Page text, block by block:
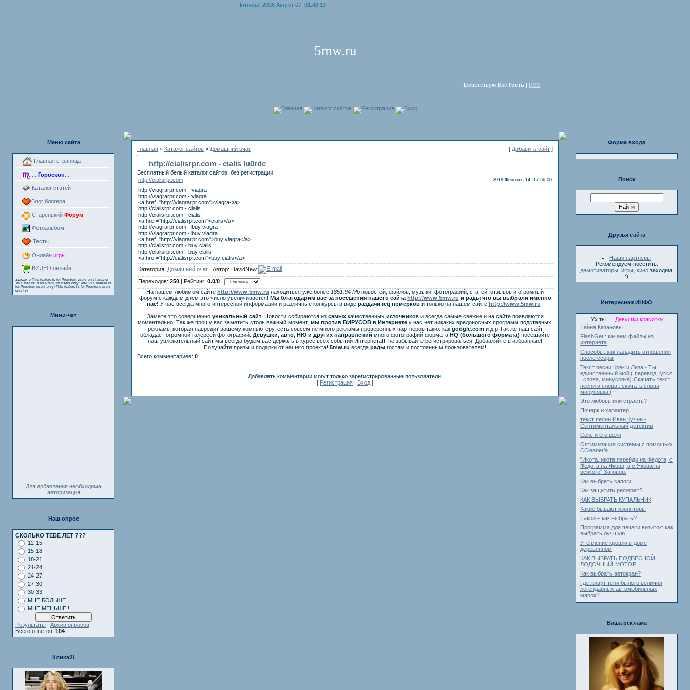
Пятница, 2026 Август 07, 01:48:13
5mw.ru
Приветствую Вас Гость | RSS
Главная Каталог сайтов Регистрация Вход
Меню сайта
Главная страница
..:: Гороскоп::..
Каталог статей
Блог блогера
Старенький Форум
Фотоальбом
Тесты
Онлайн игры
ВИДЕО онлайн
заходите This feature is for Premium users only! аналог
This feature is for Premium users only! или This feature is
for Premium users only! This feature is for Premium users
only! тут
Мини-чат
Для добавления необходима
авторизация
Наш опрос
СКОЛЬКО ТЕБЕ ЛЕТ ???
12-15
15-18
18-21
21-24
24-27
27-30
30-33
МНЕ БОЛЬШЕ !
МНЕ МЕНЬШЕ !
Результаты | Архив опросов
Всего ответов: 104
Кликай!
Главная » Каталог сайтов » Домашний очаг [ Добавить сайт ]
http://cialisrpr.com - cialis lu0rdc
Бесплатный белый каталог сайтов, без регистрации!
http://cialisrpr.com
2018 Февраль 14, 17:56:00
http://viagrarpr.com - viagra
http://viagrarpr.com - viagra
<a href="http://viagrarpr.com">viagra</a>
http://cialisrpr.com - cialis
http://cialisrpr.com - cialis
<a href="http://cialisrpr.com">cialis</a>
http://viagrarpr.com - buy viagra
http://viagrarpr.com - buy viagra
<a href="http://viagrarpr.com">buy viagra</a>
http://cialisrpr.com - buy cialis
http://cialisrpr.com - buy cialis
<a href="http://cialisrpr.com">buy cialis</a>
Категория: Домашний очаг | Автор: DavidNew
Переходов: 250 | Рейтинг: 0.0/0 |
На нашем любимом сайте http://www.5mw.ru находиться уже более 1851.94 Mb новостей, файлов, музыки, фотографий, статей, отзывов и огромный
форум с каждым днём это число увеличивается! Мы благодарим вас за посещения нашего сайта http://www.5mw.ru и рады что вы выбрали именно
нас! У нас всегда много интересной информации и различные конкурсы в виде раздачи icq номеркови только на нашем сайте http://www.5mw.ru !
Замете это совершенноуникальный сайт! Новости собираются из самыхкачественных источников и всегда самые свежие и на сайте появляются
моментально! Так же прошу вас заметить столь важный момент, мы против ВИРУСОВ в Интернетеу нас нет никаких вредоносных программ подставных,
рекламы которая навредит вашему компьютеру, есть совсем не много рекламы проверенных партнеров таких как google.comи д.р Так же наш сайт
обладает огромной галереей фотографий: Девушки, авто, НЮ и других направлений много фотографий формата HQ (большого формата) посещайте
наш увлекательный сайт мы всегда будем вас держать в курсе всех событий Интернета!!! не забывайте регистрироваться! Добавляйте в избранные!
Получайте призы и подарки от нашего проекта! 5mw.ru всегда рады гостям и постоянным пользователям!
Всего комментариев: 0
Добавлять комментарии могут только зарегистрированные пользователи.
[ Регистрация | Вход ]
Форма входа
Поиск
Друзья сайта
Наши партнеры
Рекомендуем посетить:
демотиваторы, игры, кинозаходим!
:)
Интересная ИНФО
Ух ты.....
Девушки красотки
Тайна Казановы
FlashGet : качаем файлы из
интернета
Способы, как наладить отношения
после ссоры
Текст песни Крек и Лиза - Ты
единственный мой ( перевод, lyrics
, слова, минусовка) Скачать текст
песни и слова , скачать слова,
минусовка (
Это любовь или страсть?
Почерк и характер
текст песни Иван Кучин -
Сентиментальный детектив
Секс и его цели
Оптимизация системы с помощью
ССleaner'a
"Икота, икота перейди на Федота, с
Федота на Якова, а с Якова на
всякого" Заговор.
Как выбрать сапоги
Как защитить реферат?
КАК ВЫБРАТЬ КУПАЛЬНИК
Какие бывают изоляторы
Такси – как выбрать?
Программа для печати визиток: как
выбрать лучшую
Утепление кровли в доме
деревянном
КАК ВЫБРАТЬ ПОДВЕСНОЙ
ЛОДОЧНЫЙ МОТОР
Как выбрать автокран?
Где живут тени былого величия
легендарных автомобильных
марок?
Ваша реклама